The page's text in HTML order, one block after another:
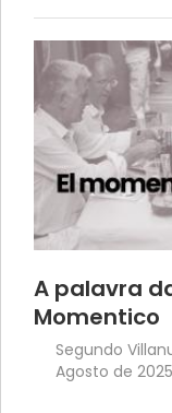
A palavra
Momentico
Segundo
Agosto de 2025